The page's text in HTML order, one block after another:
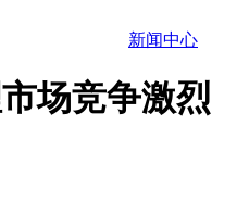
新闻中心
场竞争激烈